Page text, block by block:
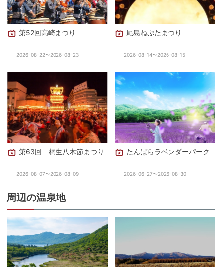
第52回高崎まつり
2026-08-22〜2026-08-23
尾島ねぷたまつり
2026-08-14〜2026-08-15
第63回 桐生八木節まつり
2026-08-07〜2026-08-09
たんばらラベンダーパーク
2026-06-27〜2026-08-30
周辺の温泉地